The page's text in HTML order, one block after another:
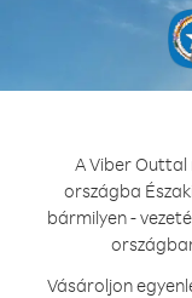
A Viber
országba
bármilyen -
Vásároljon